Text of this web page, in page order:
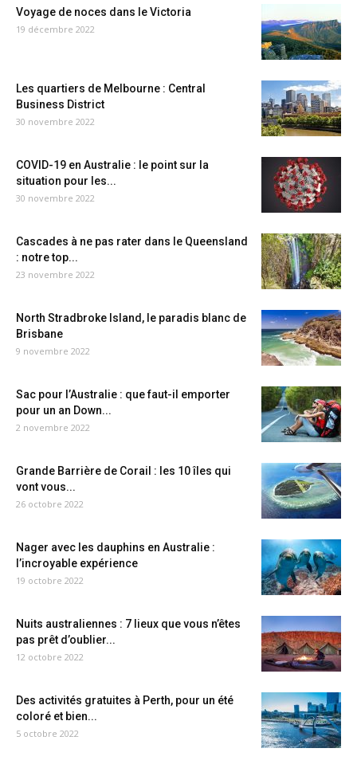
Voyage de noces dans le Victoria
19 décembre 2022
Les quartiers de Melbourne : Central
Business District
30 novembre 2022
COVID-19 en Australie : le point sur la
situation pour les...
30 novembre 2022
Cascades à ne pas rater dans le Queensland
: notre top...
23 novembre 2022
North Stradbroke Island, le paradis blanc de
Brisbane
9 novembre 2022
Sac pour l’Australie : que faut-il emporter
pour un an Down...
2 novembre 2022
Grande Barrière de Corail : les 10 îles qui
vont vous...
26 octobre 2022
Nager avec les dauphins en Australie :
l’incroyable expérience
19 octobre 2022
Nuits australiennes : 7 lieux que vous n’êtes
pas prêt d’oublier...
12 octobre 2022
Des activités gratuites à Perth, pour un été
coloré et bien...
5 octobre 2022